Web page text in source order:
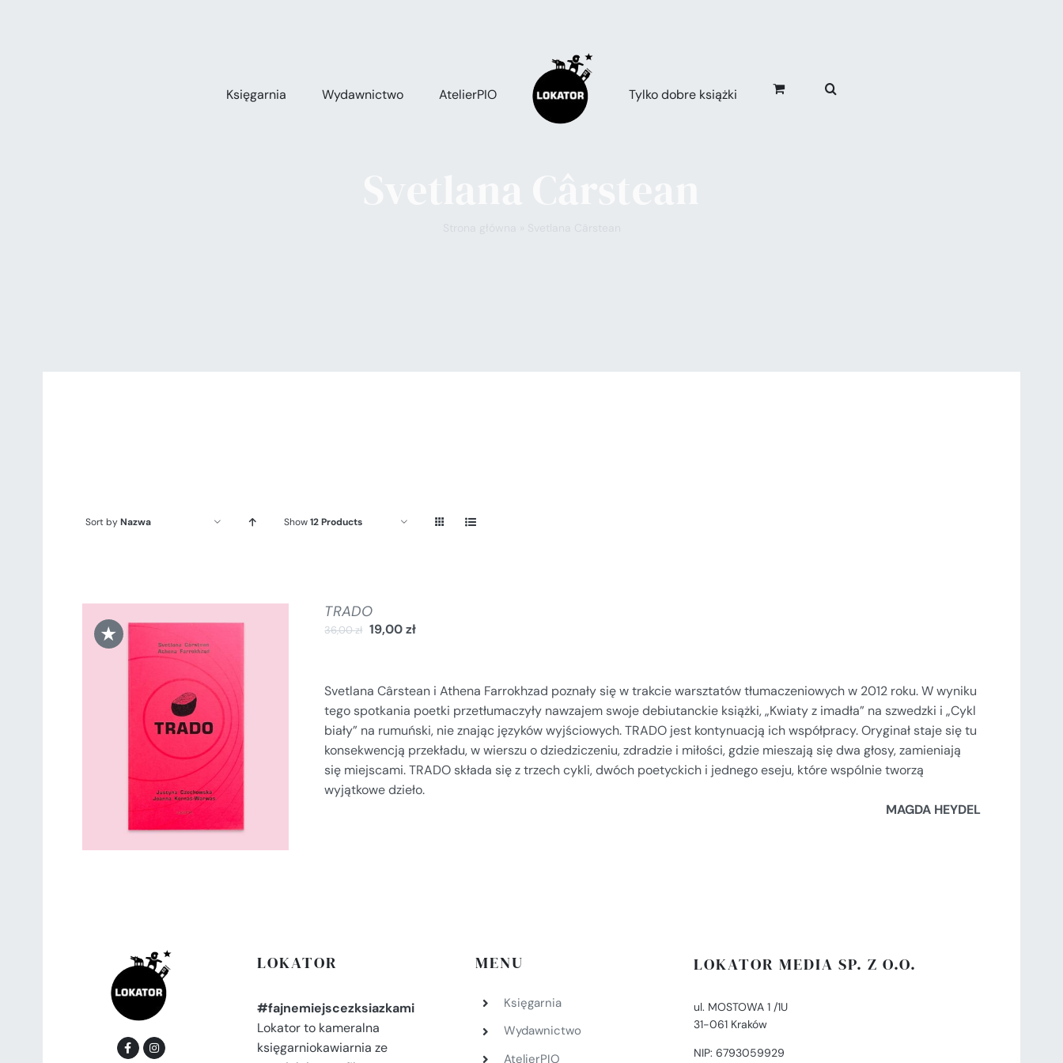
Księgarnia
Wydawnictwo AtelierPIO Tylko dobre książki
Sort byNazwa Show12 Products
★
DODAJ DO KOSZYKA
SZCZEGÓŁY
TRADO
36,00zł 19,00zł
Svetlana Cârstean i Athena Farrokhzad poznały się w trakcie warsztatów tłumaczeniowych w 2012 roku. W wyniku
tego spotkania poetki przetłumaczyły nawzajem swoje debiutanckie książki, „Kwiaty z imadła” na szwedzki i „Cykl
biały” na rumuński, nie znając języków wyjściowych. TRADO jest kontynuacją ich współpracy. Oryginał staje się tu
konsekwencją przekładu, w wierszu o dziedziczeniu, zdradzie i miłości, gdzie mieszają się dwa głosy, zamieniają
się miejscami. TRADO składa się z trzech cykli, dwóch poetyckich i jednego eseju, które wspólnie tworzą
wyjątkowe dzieło.
MAGDA HEYDEL
LOKATOR
#fajnemiejscezksiazkami
Lokator to kameralna
księgarniokawiarnia ze
MENU
Księgarnia
Wydawnictwo
AtelierPIO
LOKATOR MEDIA SP. Z O.O.
ul. MOSTOWA 1 /1U
31-061 Kraków
NIP: 6793059929